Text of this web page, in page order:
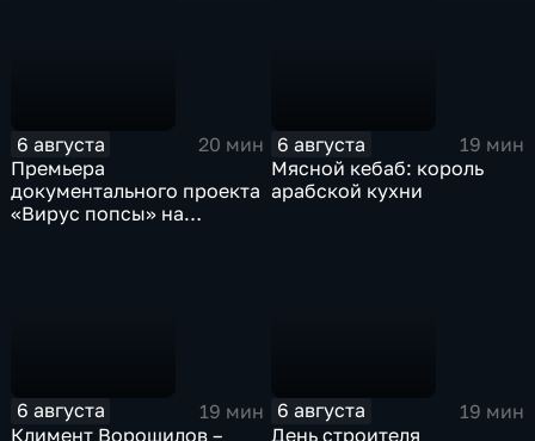
6 августа
20 мин
Премьера
документального проекта
«Вирус попсы» на
6 августа
19 мин
Мясной кебаб: король
арабской кухни
6 августа
19 мин
Климент Ворошилов –
6 августа
19 мин
День строителя